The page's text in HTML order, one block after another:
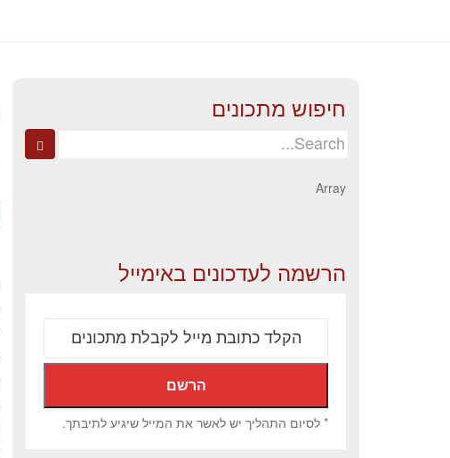
חיפוש מתכונים
Search
Array
הרשמה לעדכונים באימייל
* לסיום התהליך יש לאשר את המייל שיגיע לתיבתך.